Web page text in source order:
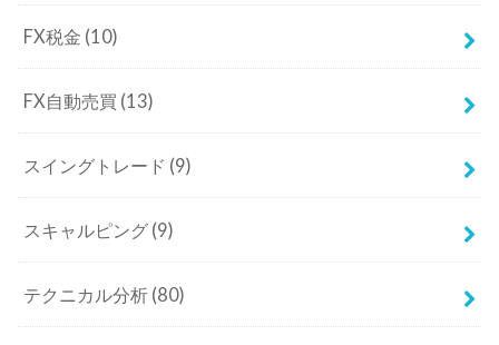
FX税金 (10)
FX自動売買 (13)
スイングトレード (9)
スキャルピング (9)
テクニカル分析 (80)